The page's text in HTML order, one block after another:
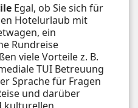
Egal, ob Sie sich für
Hotelurlaub mit
ein
Rundreise
viele Vorteile z. B.
TUI Betreuung
Sprache für Fragen
und darüber